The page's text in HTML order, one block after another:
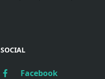
SOCIAL
Facebook